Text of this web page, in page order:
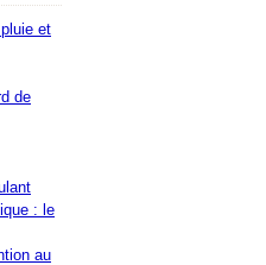
et
de
: le
au